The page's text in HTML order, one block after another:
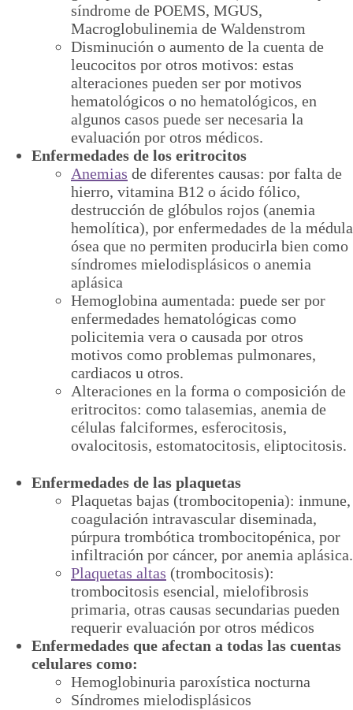
síndrome de POEMS, MGUS,
Macroglobulinemia de Waldenstrom
Disminución o aumento de la cuenta de
leucocitos por otros motivos: estas
alteraciones pueden ser por motivos
hematológicos o no hematológicos, en
algunos casos puede ser necesaria la
evaluación por otros médicos.
Enfermedades de los eritrocitos
Anemias de diferentes causas: por falta de
hierro, vitamina B12 o ácido fólico,
destrucción de glóbulos rojos (anemia
hemolítica), por enfermedades de la médula
ósea que no permiten producirla bien como
síndromes mielodisplásicos o anemia
aplásica
Hemoglobina aumentada: puede ser por
enfermedades hematológicas como
policitemia vera o causada por otros
motivos como problemas pulmonares,
cardiacos u otros.
Alteraciones en la forma o composición de
eritrocitos: como talasemias, anemia de
células falciformes, esferocitosis,
ovalocitosis, estomatocitosis, eliptocitosis.
Enfermedades de las plaquetas
Plaquetas bajas (trombocitopenia): inmune,
coagulación intravascular diseminada,
púrpura trombótica trombocitopénica, por
infiltración por cáncer, por anemia aplásica.
Plaquetas altas (trombocitosis):
trombocitosis esencial, mielofibrosis
primaria, otras causas secundarias pueden
requerir evaluación por otros médicos
Enfermedades que afectan a todas las cuentas
celulares como:
Hemoglobinuria paroxística nocturna
Síndromes mielodisplásicos